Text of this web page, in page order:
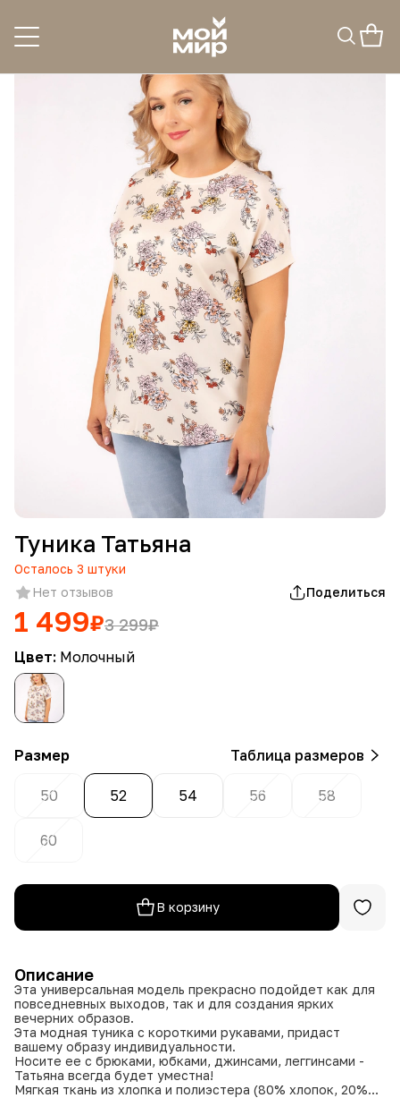
Туника Татьяна
Осталось 3 штуки
Нет отзывов
Поделиться
1 499₽3 299₽
Цвет: Молочный
Размер Таблица размеров
50 52 54 56 58
60
В корзину
Описание
Эта универсальная модель прекрасно подойдет как для
повседневных выходов, так и для создания ярких
вечерних образов.
Эта модная туника с короткими рукавами, придаст
вашему образу индивидуальности.
Носите ее с брюками, юбками, джинсами, леггинсами -
Татьяна всегда будет уместна!
Мягкая ткань из хлопка и полиэстера (80% хлопок, 20%